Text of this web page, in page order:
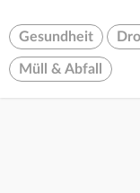
Gesundheit
Müll & Abfall